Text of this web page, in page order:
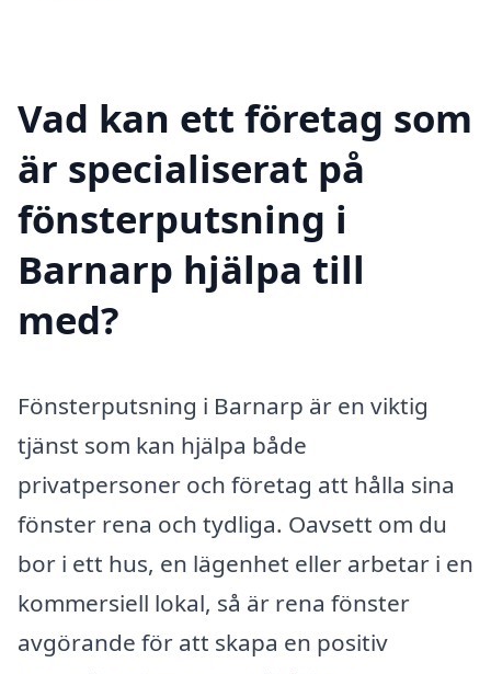
Vad kan ett företag som
är specialiserat på
fönsterputsning i
Barnarp hjälpa till
med?
Fönsterputsning i Barnarp är en viktig
tjänst som kan hjälpa både
privatpersoner och företag att hålla sina
fönster rena och tydliga. Oavsett om du
bor i ett hus, en lägenhet eller arbetar i en
kommersiell lokal, så är rena fönster
avgörande för att skapa en positiv